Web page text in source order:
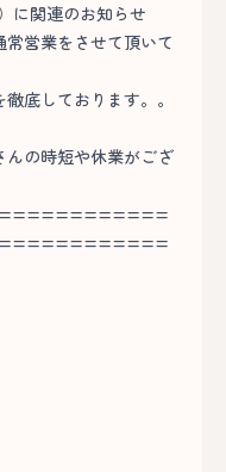
に関連のお知らせ
営業をさせて頂いて
底しております。。
の時短や休業がござ